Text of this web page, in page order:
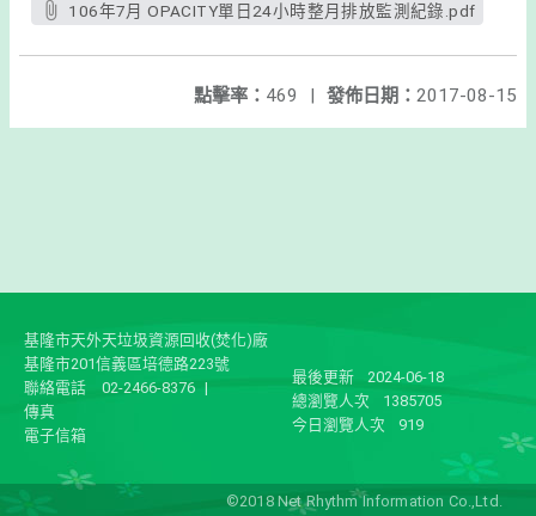
106年7月 OPACITY單日24小時整月排放監測紀錄.pdf
發佈日期： 2017-08-15
點擊率： 469 |
基隆市天外天垃圾資源回收(焚化)廠
基隆市201信義區培德路223號
聯絡電話
02-2466-8376 |
傳真
電子信箱
最後更新
2024-06-18
總瀏覽人次
1385705
今日瀏覽人次
919
©2018 Net Rhythm Information Co.,Ltd.